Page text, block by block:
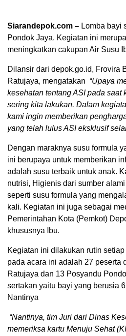
Siarandepok.com – Lomba bayi
Pondok Jaya. Kegiatan ini
meningkatkan cakupan Air Susu
Dilansir dari depok.go.id, Frovira
Ratujaya, mengatakan “Upaya
kesehatan tentang ASI pada saat
sering kita lakukan. Dalam
kami ingin memberikan
yang telah lulus ASI eksklusif
Dengan maraknya susu formula
ini berupaya untuk memberikan
adalah susu terbaik untuk anak.
nutrisi, Higienis dari sumber
seperti susu formula yang
kali. Kegiatan ini juga sebagai
Pemerintahan Kota (Pemkot)
khususnya Ibu.
Kegiatan ini dilakukan rutin
pada acara ini adalah 27 peserta
Ratujaya dan 13 Posyandu
sertakan yaitu bayi yang berusia
Nantinya
“Nantinya, tim Juri dari Dinas
memeriksa kartu Menuju Sehat